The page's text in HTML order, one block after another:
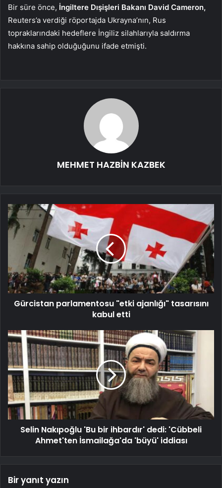
Bir süre önce, İngiltere Dışişleri Bakanı David Cameron,
Reuters’a verdiği röportajda Ukrayna’nın, Rus
topraklarındaki hedeflere İngiliz silahlarıyla saldırma
hakkına sahip olduğuğunu ifade etmişti.
MEHMET HAZBİN KAZBEK
Gürcistan parlamentosu "etki ajanlığı" tasarısını
kabul etti
Selin Nakıpoğlu 'Bu bir ihbardır' dedi: 'Cübbeli
Ahmet'ten İsmailağa'da 'büyü' iddiası
Bir yanıt yazın